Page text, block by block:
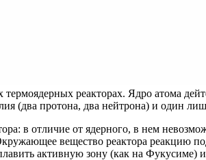
реакторах. Ядро атома
(два протона, два нейтрона) и один
в отличие от ядерного, в нем
вещество реактора реакцию
активную зону (как на